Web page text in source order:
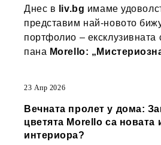
Днес в liv.bg имаме
представим най-новото
портфолио – ексклузивната
пана Morello:
23 Апр 2026
Вечната пролет у дома:
цветята Morello са новата
интериора?